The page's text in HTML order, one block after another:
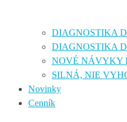
DIAGNOSTIKA
DIAGNOSTIKA
NOVÉ NÁVYKY
SILNÁ, NIE
Novinky
Cenník